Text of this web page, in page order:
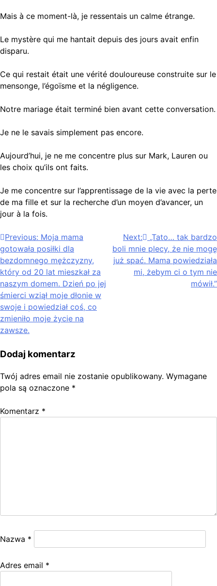
Mais à ce moment-là, je ressentais un calme étrange.
Le mystère qui me hantait depuis des jours avait enfin
disparu.
Ce qui restait était une vérité douloureuse construite sur le
mensonge, l’égoïsme et la négligence.
Notre mariage était terminé bien avant cette conversation.
Je ne le savais simplement pas encore.
Aujourd’hui, je ne me concentre plus sur Mark, Lauren ou
les choix qu’ils ont faits.
Je me concentre sur l’apprentissage de la vie avec la perte
de ma fille et sur la recherche d’un moyen d’avancer, un
jour à la fois.
Nawigacja
wpisu
Previous: Moja mama
gotowała posiłki dla
bezdomnego mężczyzny,
który od 20 lat mieszkał za
naszym domem. Dzień po jej
śmierci wziął moje dłonie w
swoje i powiedział coś, co
zmieniło moje życie na
zawsze.
Next:
„Tato… tak bardzo
boli mnie plecy, że nie mogę
już spać. Mama powiedziała
mi, żebym ci o tym nie
mówił.”
Dodaj komentarz
Twój adres email nie zostanie opublikowany. Wymagane
pola są oznaczone *
Komentarz *
Nazwa *
Adres email *